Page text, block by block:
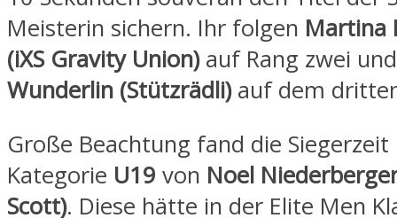
Meisterin sichern. Ihr folgen Martina
(iXS Gravity Union)auf Rang zwei
Wunderlin (Stützrädli)auf dem
Große Beachtung fand die Siegerzeit
Kategorie U19 von Noel
Scott). Diese hätte in der Elite Men